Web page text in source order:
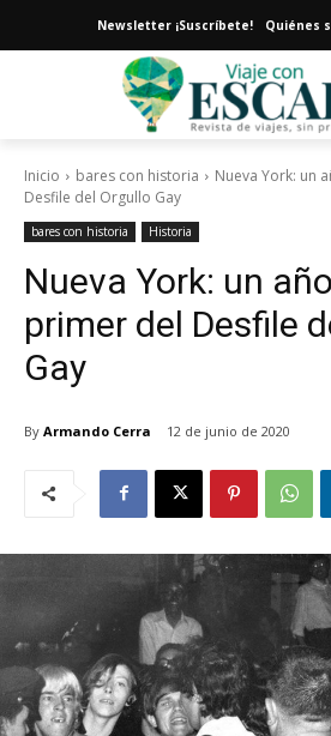
Newsletter ¡Suscríbete! Quiénes
Inicio bares con historia
Nueva York: un
Desfile del Orgullo Gay
bares con historia Historia
Nueva York: un
primer del Desfile
Gay
By Armando Cerra 12 de junio de 2020